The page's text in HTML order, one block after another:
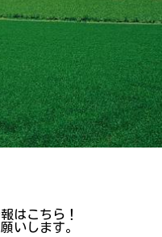
はこちら！
いします。